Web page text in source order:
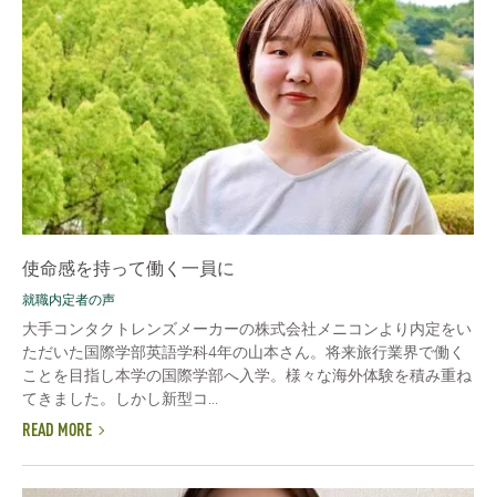
使命感を持って働く一員に
就職内定者の声
大手コンタクトレンズメーカーの株式会社メニコンより内定をい
ただいた国際学部英語学科4年の山本さん。将来旅行業界で働く
ことを目指し本学の国際学部へ入学。様々な海外体験を積み重ね
てきました。しかし新型コ...
READ MORE